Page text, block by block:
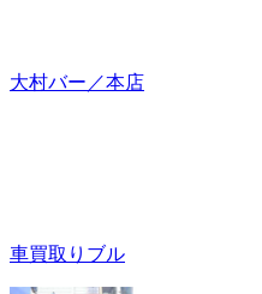
大村バー／本店
車買取りブル